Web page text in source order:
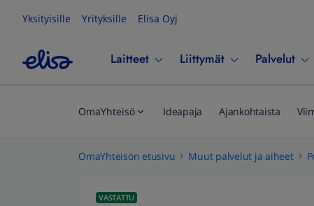
Yksityisille Yrityksille Elisa Oyj
Laitteet Liittymät Palvelut
OmaYhteisö Ideapaja Ajankohtaista
OmaYhteisön etusivu Muut palvelut ja aiheet
VASTATTU